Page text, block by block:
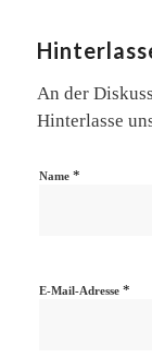
An der
Hinterlasse
Name *
E-Mail-Adresse *